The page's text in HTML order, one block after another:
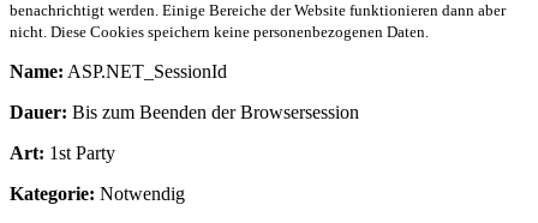
benachrichtigt werden. Einige Bereiche der Website funktionieren dann aber
nicht. Diese Cookies speichern keine personenbezogenen Daten.
Name: ASP.NET_SessionId
Dauer: Bis zum Beenden der Browsersession
Art: 1st Party
Kategorie: Notwendig